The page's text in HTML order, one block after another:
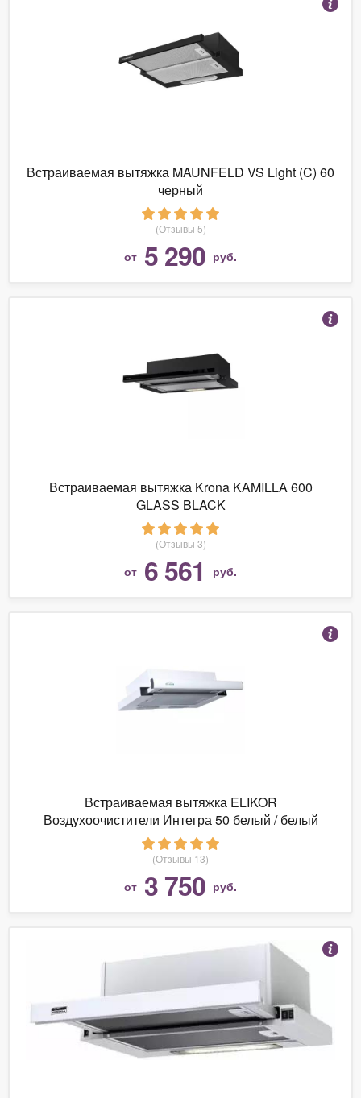
Встраиваемая вытяжка MAUNFELD VS Light (C) 60
черный
(Отзывы 5)
от 5 290 руб.
Встраиваемая вытяжка Krona KAMILLA 600
GLASS BLACK
(Отзывы 3)
от 6 561 руб.
Встраиваемая вытяжка ELIKOR
Воздухоочистители Интегра 50 белый / белый
(Отзывы 13)
от 3 750 руб.